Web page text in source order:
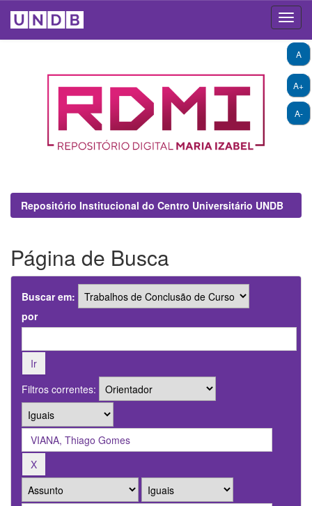
A+
A-
A
Repositório Institucional do Centro Universitário UNDB
Página de Busca
Buscar em:
por
Filtros correntes: